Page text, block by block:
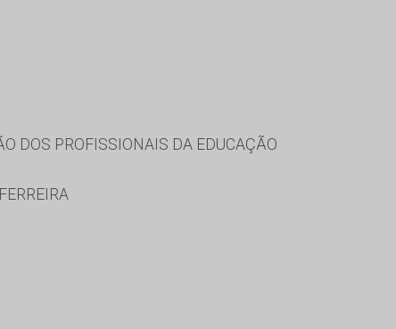
DOS PROFISSIONAIS DA EDUCAÇÃO